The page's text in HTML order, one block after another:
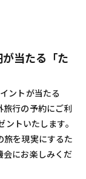
当たる「た
ントが当たる
旅行の予約にご利
トいたします。
旅を現実にするた
会にお楽しみくだ